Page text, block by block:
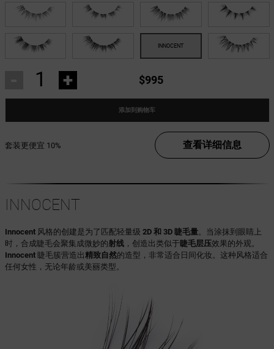
+ $995
添加到购物车
套装更便宜 10% 查看详细信息
INNOCENT
Innocent风格的创建是为了匹配轻量级 2D 和 3D 睫毛量。当涂抹到眼睛上
时，合成睫毛会聚集成微妙的射线，创造出类似于睫毛层压效果的外观。
Innocent睫毛簇营造出精致自然的造型，非常适合日间化妆。这种风格适合
任何女性，无论年龄或美丽类型。